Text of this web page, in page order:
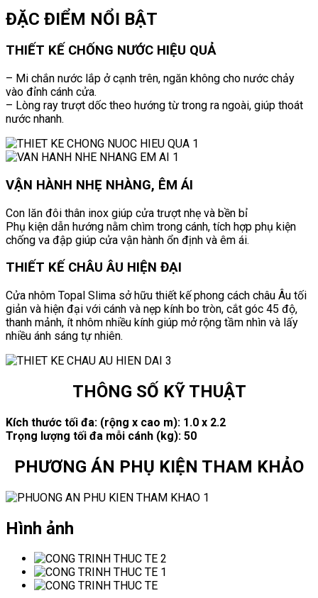
ĐẶC ĐIỂM NỔI BẬT
THIẾT KẾ CHỐNG NƯỚC HIỆU QUẢ
– Mi chắn nước lắp ở cạnh trên, ngăn không cho nước chảy
vào đỉnh cánh cửa.
– Lòng ray trượt dốc theo hướng từ trong ra ngoài, giúp thoát
nước nhanh.
VẬN HÀNH NHẸ NHÀNG, ÊM ÁI
Con lăn đôi thân inox giúp cửa trượt nhẹ và bền bỉ
Phụ kiện dẫn hướng nằm chìm trong cánh, tích hợp phụ kiện
chống va đập giúp cửa vận hành ổn định và êm ái.
THIẾT KẾ CHÂU ÂU HIỆN ĐẠI
Cửa nhôm Topal Slima sở hữu thiết kế phong cách châu Âu tối
giản và hiện đại với cánh và nẹp kính bo tròn, cắt góc 45 độ,
thanh mảnh, ít nhôm nhiều kính giúp mở rộng tầm nhìn và lấy
nhiều ánh sáng tự nhiên.
THÔNG SỐ KỸ THUẬT
Kích thước tối đa: (rộng x cao m): 1.0 x 2.2
Trọng lượng tối đa mỗi cánh (kg): 50
PHƯƠNG ÁN PHỤ KIỆN THAM KHẢO
Hình ảnh